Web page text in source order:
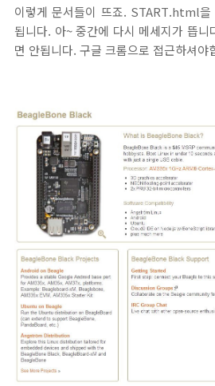
이렇게 문서들이 뜨죠. START.html을
됩니다. 아~ 중간에 다시 메세지가 뜹
면 안됩니다. 구글 크롬으로 접근하셔야